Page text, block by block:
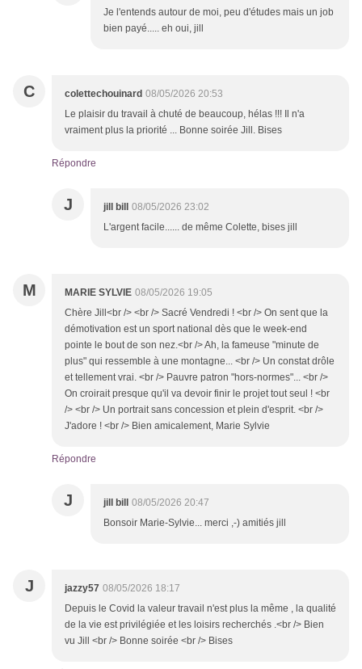
Je l'entends autour de moi, peu d'études mais un job
bien payé..... eh oui, jill
C colettechouinard 08/05/2026 20:53
Le plaisir du travail à chuté de beaucoup, hélas !!! Il n'a
vraiment plus la priorité ... Bonne soirée Jill. Bises
Répondre
J jill bill
08/05/2026 23:02
L'argent facile...... de même Colette, bises jill
M MARIE SYLVIE 08/05/2026 19:05
Chère Jill<br /> <br /> Sacré Vendredi ! <br /> On sent que la
démotivation est un sport national dès que le week-end
pointe le bout de son nez.<br /> Ah, la fameuse "minute de
plus" qui ressemble à une montagne... <br /> Un constat drôle
et tellement vrai. <br /> Pauvre patron "hors-normes"... <br />
On croirait presque qu'il va devoir finir le projet tout seul ! <br
/> <br /> Un portrait sans concession et plein d'esprit. <br />
J'adore ! <br /> Bien amicalement, Marie Sylvie
Répondre
J jill bill
08/05/2026 20:47
Bonsoir Marie-Sylvie... merci ,-) amitiés jill
J jazzy57 08/05/2026 18:17
Depuis le Covid la valeur travail n'est plus la même , la qualité
de la vie est privilégiée et les loisirs recherchés .<br /> Bien
vu Jill <br /> Bonne soirée <br /> Bises